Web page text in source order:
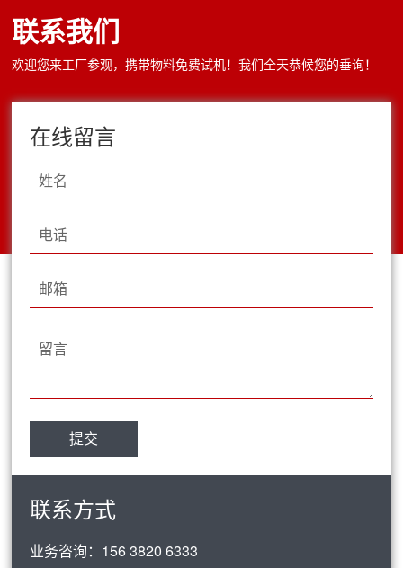
用资源是落实科学发展观，实现循环经济的具
体体现。味精废液的主要成分生产1t要排放20t
左右的高浓度有机废液，其中ω...
联系我们
欢迎您来工厂参观，携带物料免费试机！我们全天恭候您的垂询！
在线留言
联系方式
业务咨询： 156 3820 6333